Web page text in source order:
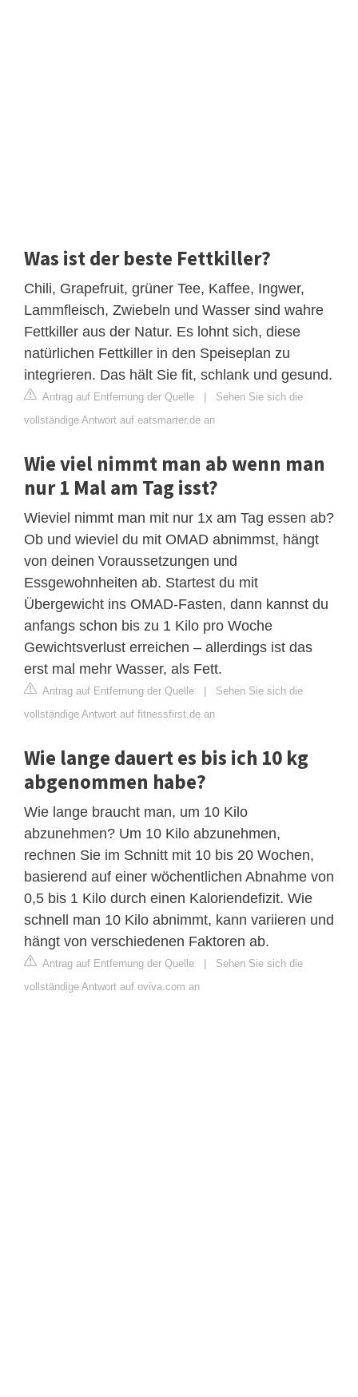
Was ist der beste Fettkiller?
Chili, Grapefruit, grüner Tee, Kaffee, Ingwer,
Lammfleisch, Zwiebeln und Wasser sind wahre
Fettkiller aus der Natur. Es lohnt sich, diese
natürlichen Fettkiller in den Speiseplan zu
integrieren. Das hält Sie fit, schlank und gesund.
Antrag auf Entfernung der Quelle | Sehen Sie sich die
vollständige Antwort auf eatsmarter.de an
Wie viel nimmt man ab wenn man
nur 1 Mal am Tag isst?
Wieviel nimmt man mit nur 1x am Tag essen ab?
Ob und wieviel du mit OMAD abnimmst, hängt
von deinen Voraussetzungen und
Essgewohnheiten ab. Startest du mit
Übergewicht ins OMAD-Fasten, dann kannst du
anfangs schon bis zu 1 Kilo pro Woche
Gewichtsverlust erreichen – allerdings ist das
erst mal mehr Wasser, als Fett.
Antrag auf Entfernung der Quelle | Sehen Sie sich die
vollständige Antwort auf fitnessfirst.de an
Wie lange dauert es bis ich 10 kg
abgenommen habe?
Wie lange braucht man, um 10 Kilo
abzunehmen? Um 10 Kilo abzunehmen,
rechnen Sie im Schnitt mit 10 bis 20 Wochen,
basierend auf einer wöchentlichen Abnahme von
0,5 bis 1 Kilo durch einen Kaloriendefizit. Wie
schnell man 10 Kilo abnimmt, kann variieren und
hängt von verschiedenen Faktoren ab.
Antrag auf Entfernung der Quelle | Sehen Sie sich die
vollständige Antwort auf oviva.com an